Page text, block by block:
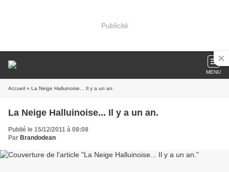
Publicité
MENU
Accueil » La Neige Halluinoise... Il y a un an.
La Neige Halluinoise... Il y a un an.
Publié le 15/12/2011 à 08:08
Par Brandodean